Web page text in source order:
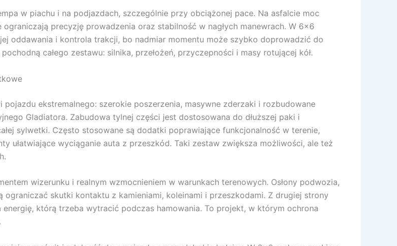
w piachu i na podjazdach, szczególnie przy obciążonej pace. Na asfalcie moc
precyzję prowadzenia oraz stabilność w nagłych manewrach. W 6×6
oddawania i kontrola trakcji, bo nadmiar momentu może szybko doprowadzić do
całego zestawu: silnika, przełożeń, przyczepności i masy rotującej kół.
ekstremalnego: szerokie poszerzenia, masywne zderzaki i rozbudowane
Gladiatora. Zabudowa tylnej części jest dostosowana do dłuższej paki i
sylwetki. Często stosowane są dodatki poprawiające funkcjonalność w terenie,
ułatwiające wyciąganie auta z przeszkód. Taki zestaw zwiększa możliwości, ale też
wizerunku i realnym wzmocnieniem w warunkach terenowych. Osłony podwozia,
skutki kontaktu z kamieniami, koleinami i przeszkodami. Z drugiej strony
którą trzeba wytracić podczas hamowania. To projekt, w którym ochrona